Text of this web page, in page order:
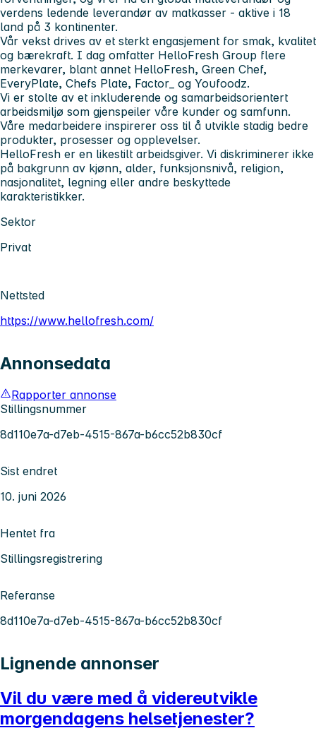
verdens ledende leverandør av matkasser - aktive i 18
land på 3 kontinenter.
Vår vekst drives av et sterkt engasjement for smak, kvalitet
og bærekraft. I dag omfatter HelloFresh Group flere
merkevarer, blant annet HelloFresh, Green Chef,
EveryPlate, Chefs Plate, Factor_ og Youfoodz.
Vi er stolte av et inkluderende og samarbeidsorientert
arbeidsmiljø som gjenspeiler våre kunder og samfunn.
Våre medarbeidere inspirerer oss til å utvikle stadig bedre
produkter, prosesser og opplevelser.
HelloFresh er en likestilt arbeidsgiver. Vi diskriminerer ikke
på bakgrunn av kjønn, alder, funksjonsnivå, religion,
nasjonalitet, legning eller andre beskyttede
karakteristikker.
Sektor
Privat
Nettsted
https://www.hellofresh.com/
Annonsedata
Rapporter annonse
Stillingsnummer
8d110e7a-d7eb-4515-867a-b6cc52b830cf
Sist endret
10. juni 2026
Hentet fra
Stillingsregistrering
Referanse
8d110e7a-d7eb-4515-867a-b6cc52b830cf
Lignende annonser
Vil du være med å videreutvikle
morgendagens helsetjenester?